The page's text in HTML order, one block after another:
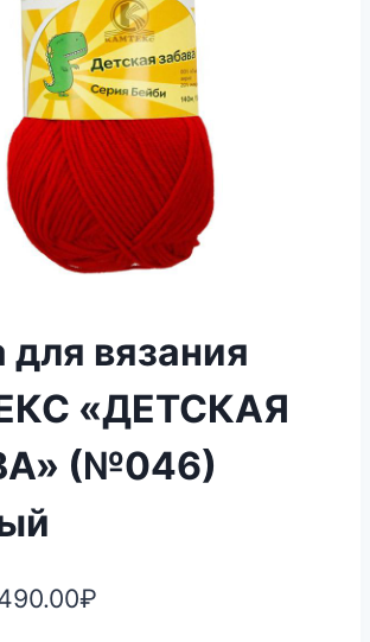
вязания
«ДЕТСКАЯ
(№046)
₽